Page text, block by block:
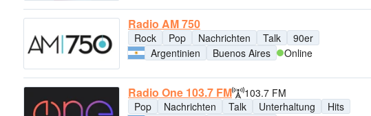
Radio AM 750
Rock Pop Nachrichten Talk
90er
Argentinien
Buenos Aires Online
Radio One 103.7 FM
103.7 FM
Pop
Nachrichten Talk Unterhaltung
Hits